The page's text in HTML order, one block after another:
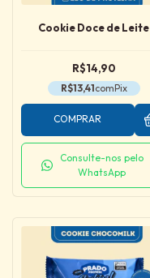
Cookie Doce de Leite
R$14,90
R$13,41comPix
COMPRAR
Consulte-nos pelo
WhatsApp